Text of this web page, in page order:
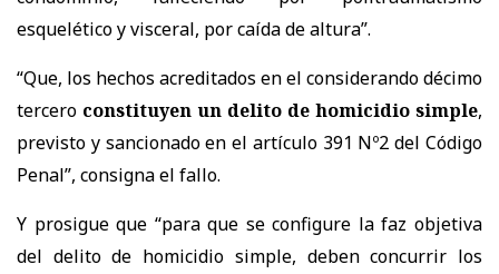
esquelético y visceral, por caída de altura”.
“Que, los hechos acreditados en el considerando décimo
tercero constituyen un delito de homicidio simple,
previsto y sancionado en el artículo 391 Nº2 del Código
Penal”, consigna el fallo.
Y prosigue que “para que se configure la faz objetiva
del delito de homicidio simple, deben concurrir los